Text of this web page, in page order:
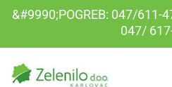
&#9990;POGREB: 047/611-
047/